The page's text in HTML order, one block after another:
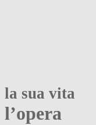
la sua vita
l’opera